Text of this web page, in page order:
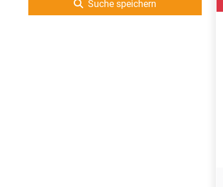
Suche speichern